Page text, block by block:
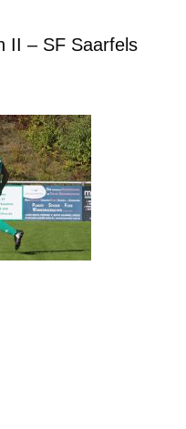
II – SF Saarfels